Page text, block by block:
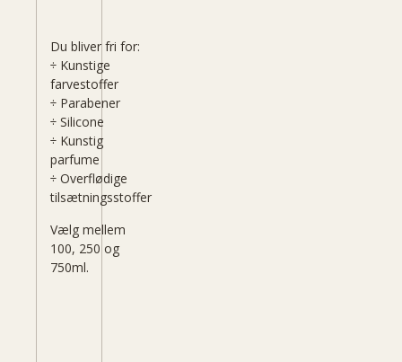
Du bliver fri for:
÷ Kunstige
farvestoffer
÷ Parabener
÷ Silicone
÷ Kunstig
parfume
÷ Overflødige
tilsætningsstoffer
Vælg mellem
100, 250 og
750ml.